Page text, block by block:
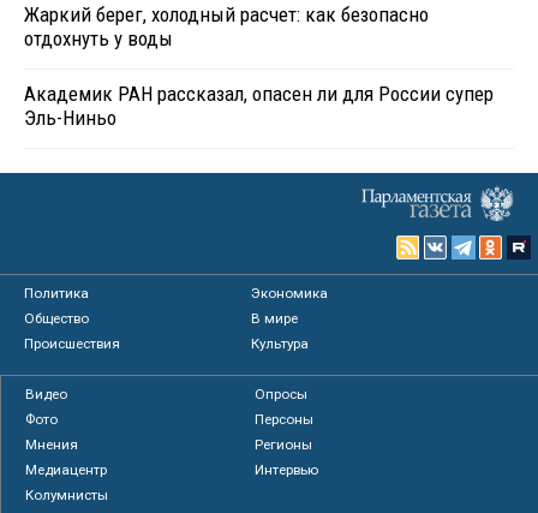
Жаркий берег, холодный расчет: как безопасно
отдохнуть у воды
Академик РАН рассказал, опасен ли для России супер
Эль-Ниньо
Политика
Экономика
Общество
В мире
Происшествия
Культура
Видео
Опросы
Фото
Персоны
Мнения
Регионы
Медиацентр
Интервью
Колумнисты